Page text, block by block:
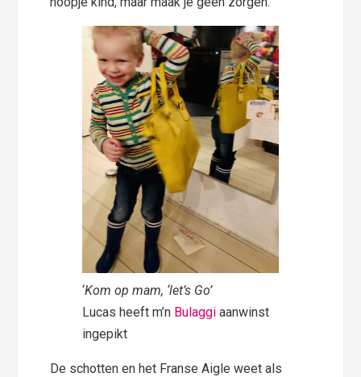
‘Kom op mam, ‘let’s Go’
Lucas heeft m’n Bulaggi aanwinst
ingepikt
De schotten en het Franse Aigle weet als